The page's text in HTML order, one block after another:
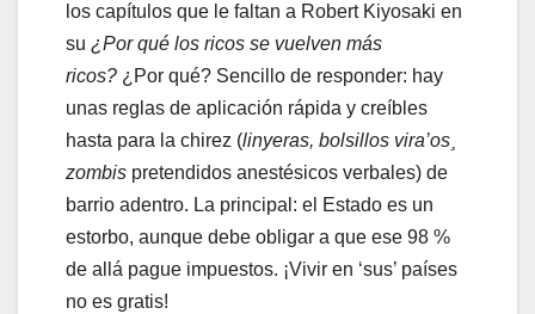
los capítulos que le faltan a Robert Kiyosaki en
su ¿Por qué los ricos se vuelven más
ricos? ¿Por qué? Sencillo de responder: hay
unas reglas de aplicación rápida y creíbles
hasta para la chirez (linyeras, bolsillos vira’os
zombis pretendidos anestésicos verbales) de
barrio adentro. La principal: el Estado es un
estorbo, aunque debe obligar a que ese 98 %
de allá pague impuestos. ¡Vivir en ‘sus’ países
no es gratis!